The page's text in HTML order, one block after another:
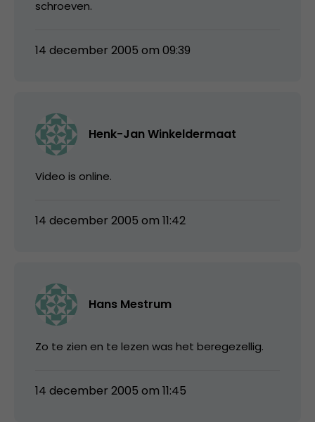
schroeven.
14 december 2005 om 09:39
Henk-Jan Winkeldermaat
Video is online.
14 december 2005 om 11:42
Hans Mestrum
Zo te zien en te lezen was het beregezellig.
14 december 2005 om 11:45